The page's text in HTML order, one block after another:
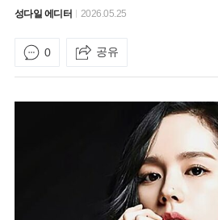
성다일 에디터 2026.05.25
0 공유